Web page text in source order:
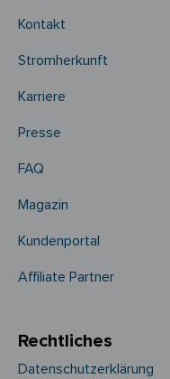
Kontakt
Stromherkunft
Karriere
Presse
FAQ
Magazin
Kundenportal
Affiliate Partner
Rechtliches
Datenschutzerklärung